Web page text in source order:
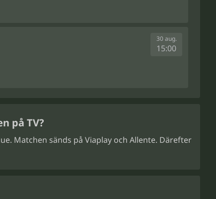
30 aug.
15:00
på TV?
Matchen sänds på Viaplay och Allente. Därefter